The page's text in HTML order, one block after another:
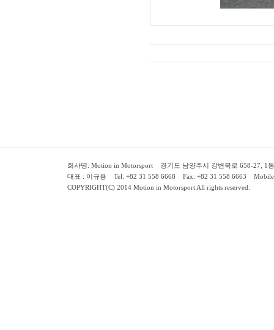
회사명: Motion in Motorsport 경기도 남양주시 강변북로 658-27, 1동
대표 : 이규용 Tel: +82 31 558 6668 Fax: +82 31 558 6663
COPYRIGHT(C) 2014 Motion in Motorsport All rights reserved.